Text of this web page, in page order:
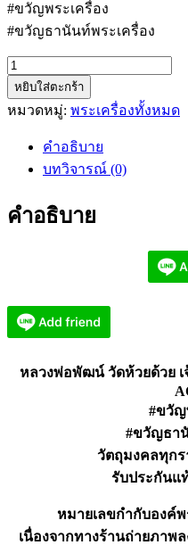
#ขวัญพระเครื่อง
#ขวัญธานันท์พระเครื่อง
จำนวน
หลวง
พ่อ
เจ้า
ท้าว
เวส
AC9272
หยิบใส่ตะกร้า
หมวดหมู่: พระเครื่องทั้งหมด
คำอธิบาย
บทวิจารณ์ (0)
คำอธิบาย
หลวงพ่อพัฒน์ วัดห้วยด้วย เ
#ขวัญ
#ขวัญธา
วัตถุมงคลทุกร
รับประกันแ
หมายเลขกำกับองค์
เนื่องจากทางร้านถ่ายภาพล